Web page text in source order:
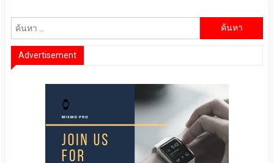
Advertisement